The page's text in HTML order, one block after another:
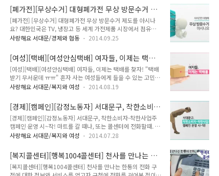
때 마다 마음이 안쓰럽답니다. 하지만 이제, 서대문구에서는 거
주불명등록 어르신분들을 위한 기..
피해가 속출하고 있답니다. ☞ 스미싱(Smishing)이란? 휴대전
화 문자를 의미하는 문자메시지(sms)와 인터넷 이메일 등으로
개인정보를 알아내 사기를 벌이는 피싱(phishing)의 합성어로
스마트폰의 소액결제 방식을 악용한 신종사기 수법을 말합니다.
민방위관련 스팸문자(예시) 문자가 너무 그럴듯하지 않나요? 스
한 주의가 필요해요. 원문은 대개 이렇습니다. * [민방위 통지서]
민방위 온라인 통지서..
[폐가전][무상수거] 대형폐가전 무상 방문수거 제
도를 아시나요?
[폐가전] [무상수거] 대형폐가전 무상 방문수거 제도를 아시나
요? 대한민국은 TV, 냉장고 등 세계 가전제품 시장에서 점유율 1
위를 차지하고 있다는 사실! 아시나요?? 그러나 폐가전제품 재
가전제품을 버리는 일은 골칫거리였습니다. 우선 집 앞 수거장소
까지 옮기려면 어른 몇 명의 수고가 필요하고, 제품에 따라
3,000원에서 15,000원까지 하는 스티커를 구입해 붙여야 했답
니다!! 또한 폐가전제품에는 중금속·폐냉매 같은 유해물질이 포
함되어 있어 잘못 방치되면 환경오염을 일으킬 수 있구요~ 서울
진하고 있는 "대형폐가전제품 무상방문수거사업"을 알려드리고
자 TONG이 발벗고 나섰습니다!!..
사랑해요 서대문/경제와 협동 2014.09.25
[여성][택배][여성안심택배] 여자들, 이제는 택배
를 찾자!
[여성][택배][여성안심택배] 여자들, 이제는 택배를 찾자! "택배
받기 무서운데 ㅠㅠ" 혼자 사는 여성들에게 들을 수 있는 고민이
지요. 여성들을 대상으로 한 범죄가 빈번하게 일어나기 때문인데
는 정말 무서워요! @_@ 만약 혼자 사는 여성이 혼자 있을 때 택
배받기가 무섭고 꺼려지신다면? 서대문구 여성안심택배서비스
를 이용해보세요!! 여성안심택배는 택배기사를 직접 대면할 필
요 없이! 거주지 인근 지역에 설치된 무인택배보관함을 통해 택
배물품을 수령하는 서비스를 말해요^^* 서비스에 관심이 많은
어주기가 불안하거나 바쁜 직장생활로 택배수령이 어려운 여성
이 주 대상이랍니다! 서대문구에서는 총 ..
사랑해요 서대문/복지와 여성 2014.08.19
[경제][캠페인][감정노동자] 서대문구, 착한소비
자-착한사업주 캠페인 운영 시~작!
[경제][캠페인][감정노동자] 서대문구, 착한소비자-착한사업주
캠페인 운영 시~작! 마트를 갈 때나, 또는 콜센터에 전화할때. 우
리는 상냥한 여성의 목소리로 깔끔한 안내를 받지요? 이 상냥한
감정 노동자 분들은 실제 자신의 감정과 무관하게 무조건친절을
유지해야하며, 서비스를 제공해야 하는 노동을 하는 근로자예요.
스트레스가 많을 수 밖에 없겠죠? ㅠㅠ 그럼에도 불구하고, 최근
사랑해요 서대문/복지와 여성 2014.07.28
[복지콜센터][행복1004콜센터] 천사를 만나는 한
통의 전화
[복지콜센터][행복1004콜센터] 천사를 만나는 한통의 전화 구